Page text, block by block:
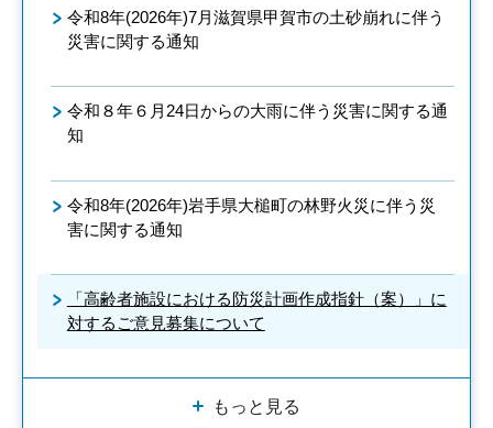
令和8年(2026年)7月滋賀県甲賀市の土砂崩れに伴う
災害に関する通知
令和８年６月24日からの大雨に伴う災害に関する通
知
令和8年(2026年)岩手県大槌町の林野火災に伴う災
害に関する通知
「高齢者施設における防災計画作成指針（案）」に
対するご意見募集について
もっと見る